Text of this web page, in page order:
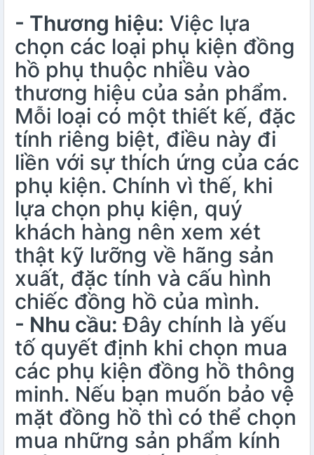
- Thương hiệu: Việc lựa
chọn các loại phụ kiện đồng
hồ phụ thuộc nhiều vào
thương hiệu của sản phẩm.
Mỗi loại có một thiết kế, đặc
tính riêng biệt, điều này đi
liền với sự thích ứng của các
phụ kiện. Chính vì thế, khi
lựa chọn phụ kiện, quý
khách hàng nên xem xét
thật kỹ lưỡng về hãng sản
xuất, đặc tính và cấu hình
chiếc đồng hồ của mình.
- Nhu cầu: Đây chính là yếu
tố quyết định khi chọn mua
các phụ kiện đồng hồ thông
minh. Nếu bạn muốn bảo vệ
mặt đồng hồ thì có thể chọn
mua những sản phẩm kính